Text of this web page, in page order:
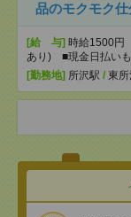
品のモクモク
[給 与] 時給1500円
あり) ■現金日払いも
[勤務地] 所沢駅 / 東所